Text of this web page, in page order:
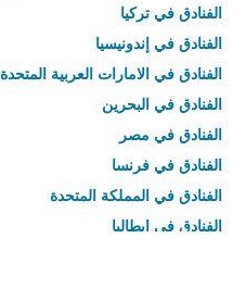
الفنادق في تركيا
الفنادق في إندونيسيا
الفنادق في الامارات العربية المتحدة
الفنادق في البحرين
الفنادق في مصر
الفنادق في فرنسا
الفنادق في المملكة المتحدة
الفنادق في إيطاليا